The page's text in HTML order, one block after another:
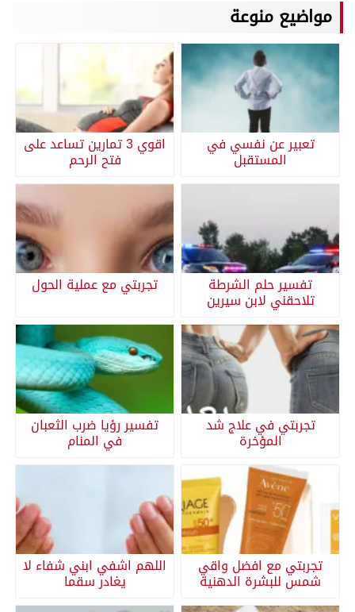
مواضيع منوعة
تعبير عن نفسي في
المستقبل
اقوي 3 تمارين تساعد على
فتح الرحم
تفسير حلم الشرطة
تلاحقني لابن سيرين
تجربتي مع عملية الحول
تجربتي في علاج شد
المؤخرة
تفسير رؤيا ضرب الثعبان
في المنام
تجربتي مع افضل واقي
شمس للبشرة الدهنية
اللهم اشفي ابني شفاء لا
يغادر سقما